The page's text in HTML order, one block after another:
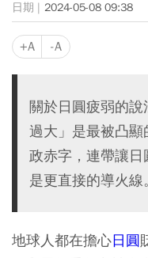
2024-05-08 09:38
+A -A
關於日圓疲弱的
過大」是最被凸
政赤字，連帶讓日
是更直接的導火線。
地球人都在擔心日圓